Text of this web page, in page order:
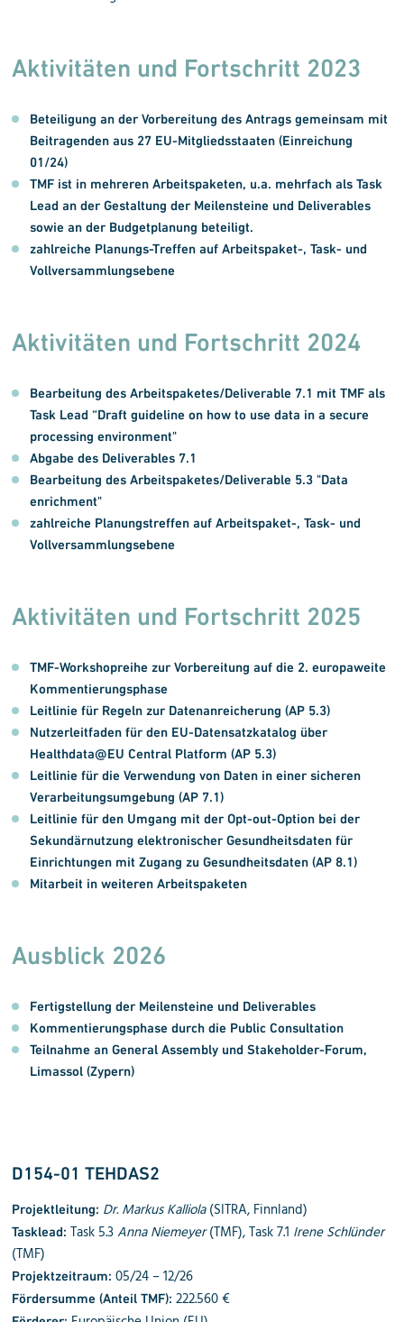
Aktivitäten und Fortschritt 2023
Beteiligung an der Vorbereitung des Antrags gemeinsam mit
Beitragenden aus 27 EU-Mitgliedsstaaten (Einreichung
01/24)
TMF ist in mehreren Arbeitspaketen, u.a. mehrfach als Task
Lead an der Gestaltung der Meilensteine und Deliverables
sowie an der Budgetplanung beteiligt.
zahlreiche Planungs-Treffen auf Arbeitspaket-, Task- und
Vollversammlungsebene
Aktivitäten und Fortschritt 2024
Bearbeitung des Arbeitspaketes/Deliverable 7.1 mit TMF als
Task Lead “Draft guideline on how to use data in a secure
processing environment"
Abgabe des Deliverables 7.1
Bearbeitung des Arbeitspaketes/Deliverable 5.3 "Data
enrichment"
zahlreiche Planungstreffen auf Arbeitspaket-, Task- und
Vollversammlungsebene
Aktivitäten und Fortschritt 2025
TMF-Workshopreihe zur Vorbereitung auf die 2. europaweite
Kommentierungsphase
Leitlinie für Regeln zur Datenanreicherung (AP 5.3)
Nutzerleitfaden für den EU-Datensatzkatalog über
Healthdata@EU Central Platform (AP 5.3)
Leitlinie für die Verwendung von Daten in einer sicheren
Verarbeitungsumgebung (AP 7.1)
Leitlinie für den Umgang mit der Opt-out-Option bei der
Sekundärnutzung elektronischer Gesundheitsdaten für
Einrichtungen mit Zugang zu Gesundheitsdaten (AP 8.1)
Mitarbeit in weiteren Arbeitspaketen
Ausblick 2026
Fertigstellung der Meilensteine und Deliverables
Kommentierungsphase durch die Public Consultation
Teilnahme an General Assembly und Stakeholder-Forum,
Limassol (Zypern)
D154-01 TEHDAS2
Projektleitung: Dr. Markus Kalliola(SITRA, Finnland)
Tasklead: Task 5.3Anna Niemeyer(TMF), Task 7.1 Irene Schlünder
(TMF)
Projektzeitraum: 05/24 – 12/26
Fördersumme (Anteil TMF): 222.560 €